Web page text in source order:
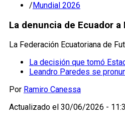
/Mundial 2026
La denuncia de Ecuador
La Federación Ecuatoriana de
La decisión que tomó
Leandro Paredes se
Por Ramiro Canessa
Actualizado el 30/06/2026 -